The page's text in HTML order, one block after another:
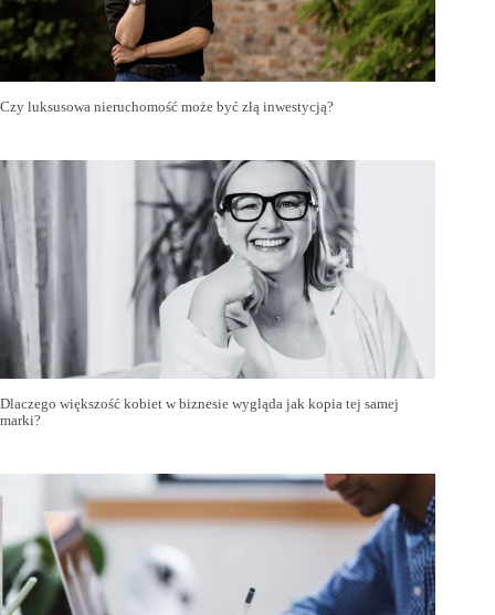
Czy luksusowa nieruchomość może być złą inwestycją?
Dlaczego większość kobiet w biznesie wygląda jak kopia tej samej
marki?